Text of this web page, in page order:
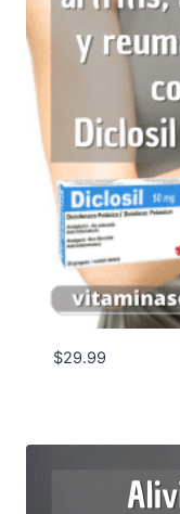
$29.99